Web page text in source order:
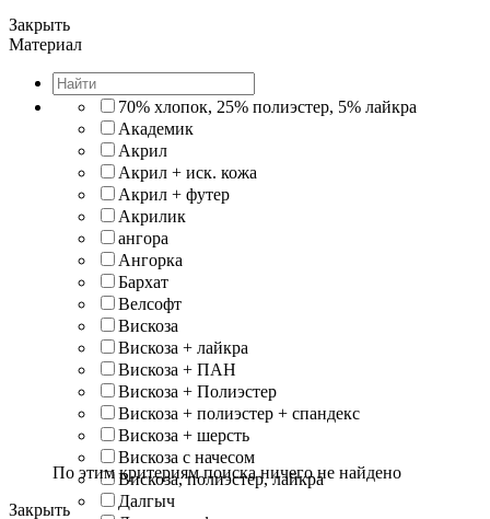
Закрыть
Материал
70% хлопок, 25% полиэстер, 5% лайкра
Академик
Акрил
Акрил + иск. кожа
Акрил + футер
Акрилик
ангора
Ангорка
Бархат
Велсофт
Вискоза
Вискоза + лайкра
Вискоза + ПАН
Вискоза + Полиэстер
Вискоза + полиэстер + спандекс
Вискоза + шерсть
Вискоза с начесом
Вискоза, полиэстер, лайкра
Далгыч
По этим критериям поиска ничего не найдено
Закрыть